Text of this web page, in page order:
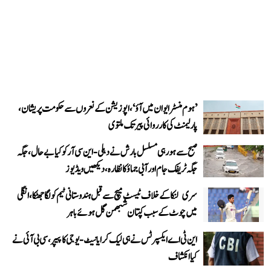
’ہوم منسٹر ایوان میں آؤ‘، اپوزیشن کے نعروں سے حکومت پریشان،
پارلیمنٹ کی کارروائی پیر تک ملتوی
صبح سے ہو رہی مسلسل بارش نے دہلی-این سی آر کو کیا بے حال، جگہ
جگہ ٹریفک جام اور آبی جماؤ کا نظارہ، دیکھیں ویڈیوز
سری لنکا کے خلاف ٹیسٹ میچ سے قبل ہندوستانی ٹیم کو لگا جھٹکا، انگلی
میں چوٹ کے سبب کپتان شبھمن گل ہوئے باہر
این ٹی اے ایکسپرٹس نے ہی لیک کرایا نیٹ-یوجی کا پیپر، سی بی آئی نے
کیا انکشاف